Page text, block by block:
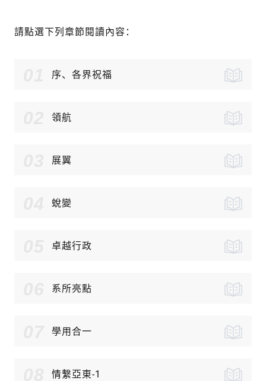
請點選下列章節閱讀內容：
序、各界祝福
領航
展翼
蛻變
卓越行政
系所亮點
學用合一
情繫亞東-1